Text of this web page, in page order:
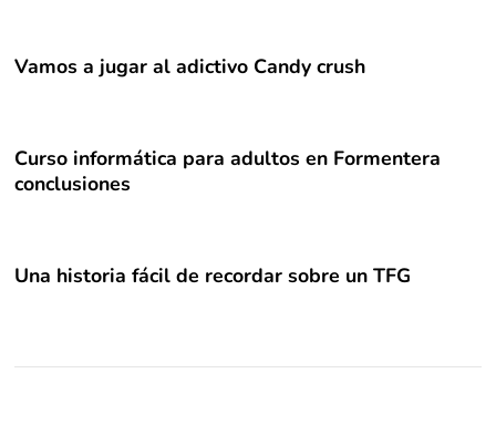
Vamos a jugar al adictivo Candy crush
Curso informática para adultos en Formentera
conclusiones
Una historia fácil de recordar sobre un TFG